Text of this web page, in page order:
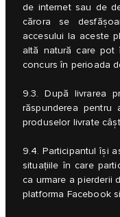
de internet sau de
cărora se
accesului la aceste
altă natură care pot
concurs în perioada
9.3. După livrarea
răspunderea pentru
produselor livrate
9.4. Participantul își
situațiile în care
ca urmare a pierderii
platforma Facebook